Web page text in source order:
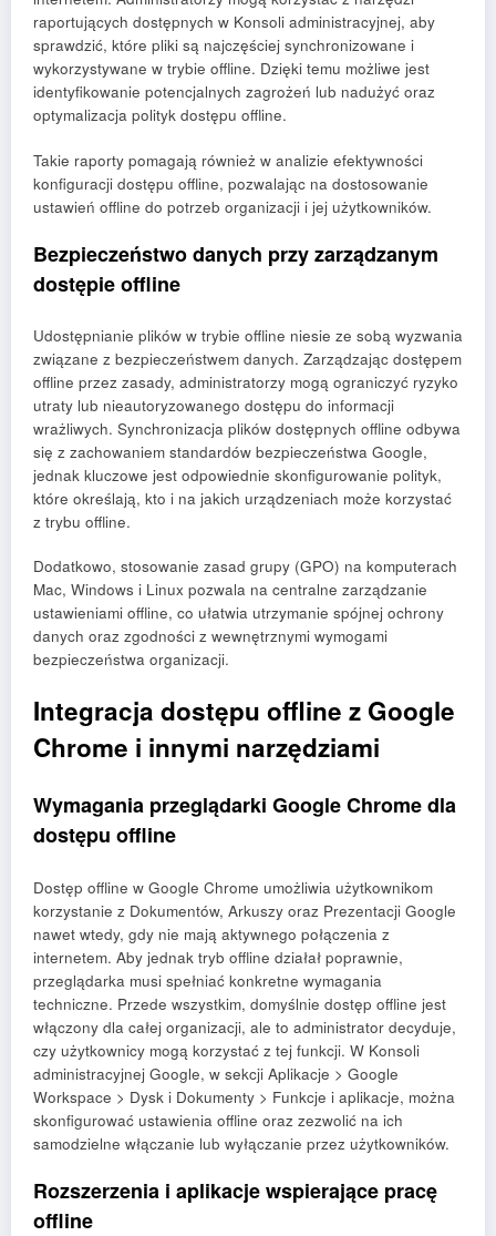
raportujących dostępnych w Konsoli administracyjnej, aby
sprawdzić, które pliki są najczęściej synchronizowane i
wykorzystywane w trybie offline. Dzięki temu możliwe jest
identyfikowanie potencjalnych zagrożeń lub nadużyć oraz
optymalizacja polityk dostępu offline.
Takie raporty pomagają również w analizie efektywności
konfiguracji dostępu offline, pozwalając na dostosowanie
ustawień offline do potrzeb organizacji i jej użytkowników.
Bezpieczeństwo danych przy zarządzanym
dostępie offline
Udostępnianie plików w trybie offline niesie ze sobą wyzwania
związane z bezpieczeństwem danych. Zarządzając dostępem
offline przez zasady, administratorzy mogą ograniczyć ryzyko
utraty lub nieautoryzowanego dostępu do informacji
wrażliwych. Synchronizacja plików dostępnych offline odbywa
się z zachowaniem standardów bezpieczeństwa Google,
jednak kluczowe jest odpowiednie skonfigurowanie polityk,
które określają, kto i na jakich urządzeniach może korzystać
z trybu offline.
Dodatkowo, stosowanie zasad grupy (GPO) na komputerach
Mac, Windows i Linux pozwala na centralne zarządzanie
ustawieniami offline, co ułatwia utrzymanie spójnej ochrony
danych oraz zgodności z wewnętrznymi wymogami
bezpieczeństwa organizacji.
Integracja dostępu offline z Google
Chrome i innymi narzędziami
Wymagania przeglądarki Google Chrome dla
dostępu offline
Dostęp offline w Google Chrome umożliwia użytkownikom
korzystanie z Dokumentów, Arkuszy oraz Prezentacji Google
nawet wtedy, gdy nie mają aktywnego połączenia z
internetem. Aby jednak tryb offline działał poprawnie,
przeglądarka musi spełniać konkretne wymagania
techniczne. Przede wszystkim, domyślnie dostęp offline jest
włączony dla całej organizacji, ale to administrator decyduje,
czy użytkownicy mogą korzystać z tej funkcji. W Konsoli
administracyjnej Google, w sekcji Aplikacje > Google
Workspace > Dysk i Dokumenty > Funkcje i aplikacje, można
skonfigurować ustawienia offline oraz zezwolić na ich
samodzielne włączanie lub wyłączanie przez użytkowników.
Rozszerzenia i aplikacje wspierające pracę
offline